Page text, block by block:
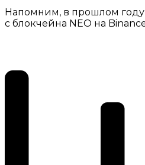
Напомним, в прошлом году
с блокчейна NEO на